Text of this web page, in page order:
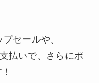
セールや、
払いで、さらにポ